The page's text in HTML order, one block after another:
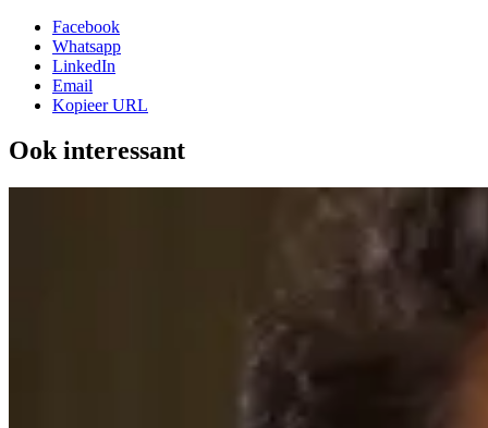
Facebook
Whatsapp
LinkedIn
Email
Kopieer URL
Ook interessant